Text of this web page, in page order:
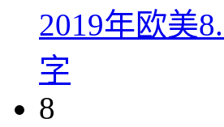
2019年欧美
字
8